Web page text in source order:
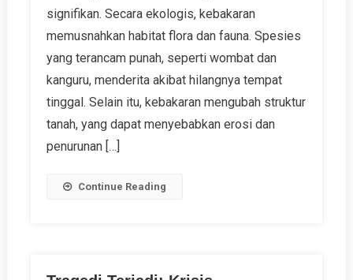
signifikan. Secara ekologis, kebakaran
memusnahkan habitat flora dan fauna. Spesies
yang terancam punah, seperti wombat dan
kanguru, menderita akibat hilangnya tempat
tinggal. Selain itu, kebakaran mengubah struktur
tanah, yang dapat menyebabkan erosi dan
penurunan […]
Continue Reading